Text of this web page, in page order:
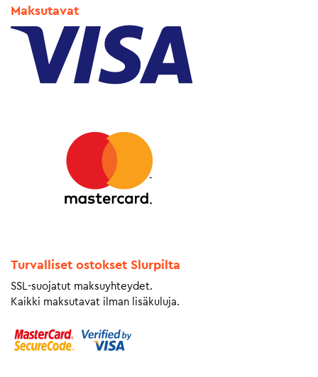
Maksutavat
Turvalliset ostokset Slurpilta
SSL-suojatut maksuyhteydet.
Kaikki maksutavat ilman lisäkuluja.